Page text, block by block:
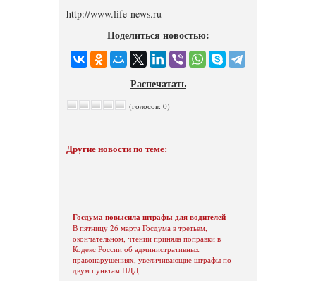
http://www.life-news.ru
Поделиться новостью:
Распечатать
(голосов: 0)
Другие новости по теме:
Госдума повысила штрафы для водителей
В пятницу 26 марта Госдума в третьем,
окончательном, чтении приняла поправки в
Кодекс России об административных
правонарушениях, увеличивающие штрафы по
двум пунктам ПДД.